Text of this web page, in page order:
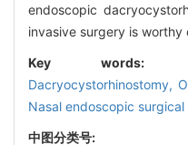
endoscopic
invasive surgery is
Key words:
Dacryocystorhinostomy,
Nasal endoscopic
中图分类号: